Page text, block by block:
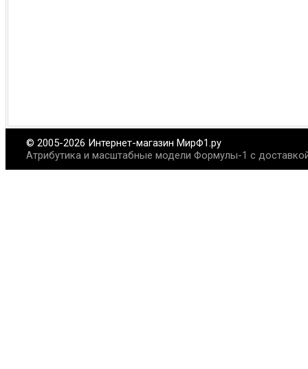
© 2005-2026 Интернет-магазин МирФ1.ру
Атрибутика и масштабные модели Формулы-1 с